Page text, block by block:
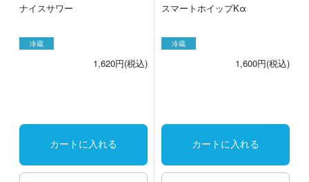
ナイスサワー
冷蔵
1,620円(税込)
カートに入れる
スマートホイップKα
冷蔵
1,600円(税込)
カートに入れる